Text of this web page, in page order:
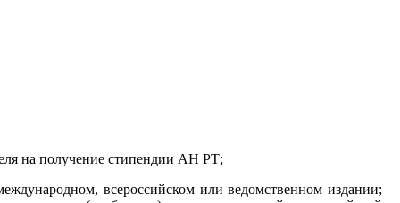
на получение стипендии АН РТ;
всероссийском или ведомственном издании;